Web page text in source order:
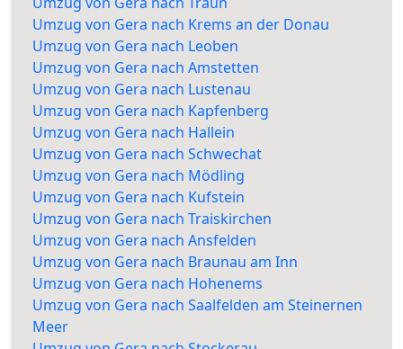
Umzug von Gera nach Krems an der Donau
Umzug von Gera nach Leoben
Umzug von Gera nach Amstetten
Umzug von Gera nach Lustenau
Umzug von Gera nach Kapfenberg
Umzug von Gera nach Hallein
Umzug von Gera nach Schwechat
Umzug von Gera nach Mödling
Umzug von Gera nach Kufstein
Umzug von Gera nach Traiskirchen
Umzug von Gera nach Ansfelden
Umzug von Gera nach Braunau am Inn
Umzug von Gera nach Hohenems
Umzug von Gera nach Saalfelden am Steinernen
Meer